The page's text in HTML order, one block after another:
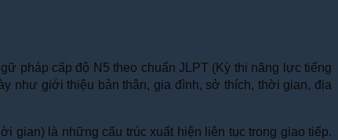
pháp cấp độ N5 theo chuẩn JLPT (Kỳ thi năng lực tiếng
như giới thiệu bản thân, gia đình, sở thích, thời gian, địa
gian) là những cấu trúc xuất hiện liên tục trong giao tiếp.